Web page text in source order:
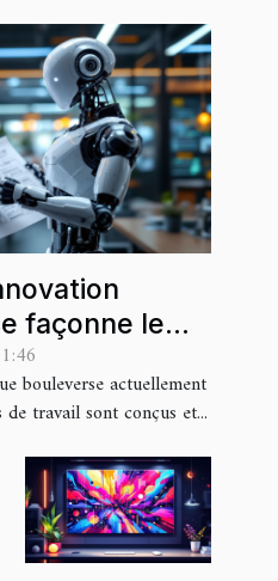
façonne le
de travail
bouleverse actuellement
travail sont conçus et...